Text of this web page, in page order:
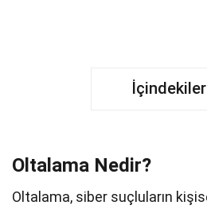
İçindekiler
Oltalama Nedir?
Oltalama, siber suçluların